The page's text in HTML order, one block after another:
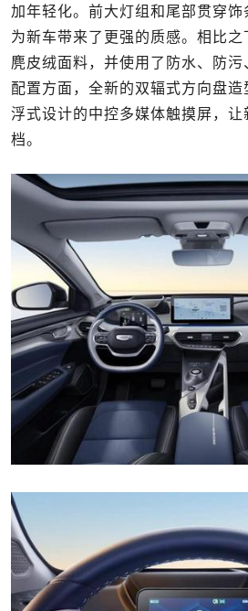
加年轻化。前大灯组和尾部贯穿
为新车带来了更强的质感。相比
麂皮绒面料，并使用了防水、防污
配置方面，全新的双辐式方向盘
浮式设计的中控多媒体触摸屏，
档。